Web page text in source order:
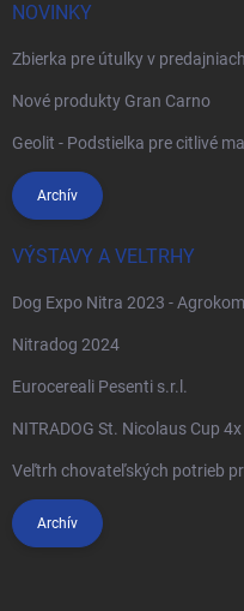
NOVINKY
Zbierka pre útulky v
Nové produkty Gran Carno
Geolit - Podstielka pre citlivé
Archív
VÝSTAVY A VELTRHY
Dog Expo Nitra 2023 -
Nitradog 2024
Eurocereali Pesenti s.r.l.
NITRADOG St. Nicolaus Cup 4x
Veľtrh chovateľských potrieb
Archív